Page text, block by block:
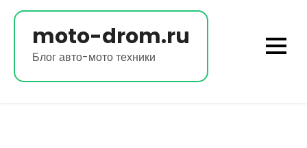
Перейти
содержимомуmoto-drom.ru
Блог авто-мото техники